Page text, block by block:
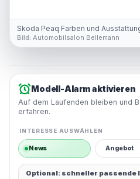
Skoda Peaq Farben und
Bild: Automobilsalon Bellemann
Modell-Alarm aktivieren
Auf dem Laufenden bleiben und
erfahren.
INTERESSE AUSWÄHLEN
News Angebot
Optional: schneller passende